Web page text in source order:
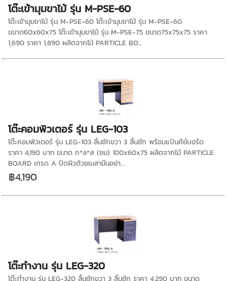
โต๊ะเข้ามุมขาไม้ รุ่น M-PSE-60
โต๊ะเข้ามุมขาไม้ รุ่น M-PSE-60 โต๊ะเข้ามุมขาไม้ รุ่น M-PSE-60
ขนาด60x60x75 โต๊ะเข้ามุมขาไม้ รุ่น M-PSE-75 ขนาด75x75x75 ราคา
1,690 ราคา 1,890 ผลิตจากไม้ PARTICLE BO...
โต๊ะคอมพิวเตอร์ รุ่น LEG-103
โต๊ะคอมพิวเตอร์ รุ่น LEG-103 ลิ้นชักขวา 3 ลิ้นชัก พร้อมแป้นคีย์บอร์ด
ราคา 4,190 บาท ขนาด ก*ล*ส (ซม) 100x60x75 ผลิตจากไม้ PARTICLE
BOARD เกรด A ปิดผิวด้วยเมลามีนอย่า...
฿4,190
โต๊ะทำงาน รุ่น LEG-320
โต๊ะทำงาน รุ่น LEG-320 ลิ้นชักขวา 3 ลิ้นชัก ราคา 4,290 บาท ขนาด